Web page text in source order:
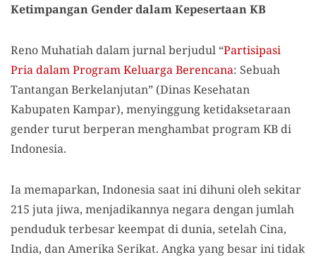
Ketimpangan Gender dalam Kepesertaan KB
Reno Muhatiah dalam jurnal berjudul “Partisipasi
Pria dalam Program Keluarga Berencana: Sebuah
Tantangan Berkelanjutan” (Dinas Kesehatan
Kabupaten Kampar), menyinggung ketidaksetaraan
gender turut berperan menghambat program KB di
Indonesia.
Ia memaparkan, Indonesia saat ini dihuni oleh sekitar
215 juta jiwa, menjadikannya negara dengan jumlah
penduduk terbesar keempat di dunia, setelah Cina,
India, dan Amerika Serikat. Angka yang besar ini tidak